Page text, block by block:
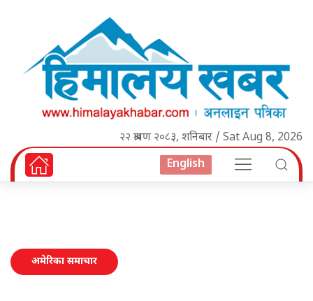
२२ श्रावण २०८३, शनिबार / Sat Aug 8, 2026
English
अमेरिका समाचार